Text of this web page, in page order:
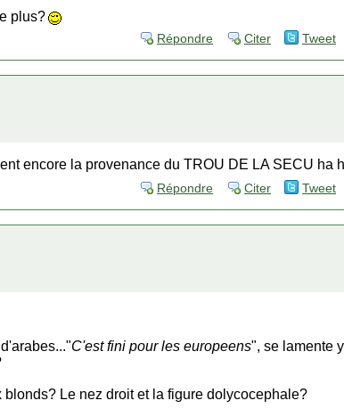
plus?
Répondre Citer Tweet
encore la provenance du TROU DE LA SECU ha
Répondre Citer Tweet
C'est fini pour les europeens", se lamente
Le nez droit et la figure dolycocephale?